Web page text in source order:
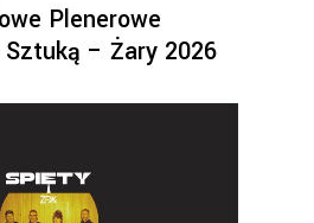
Plenerowe
– Żary 2026